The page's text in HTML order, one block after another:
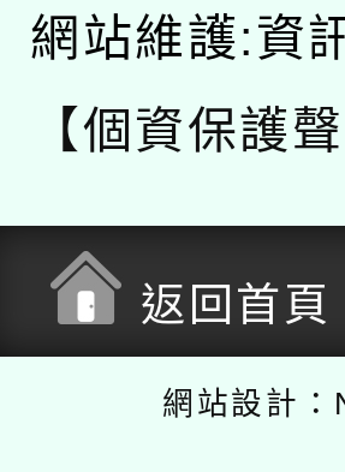
網站維護:資
【個資保護聲
返回首頁
網站設計